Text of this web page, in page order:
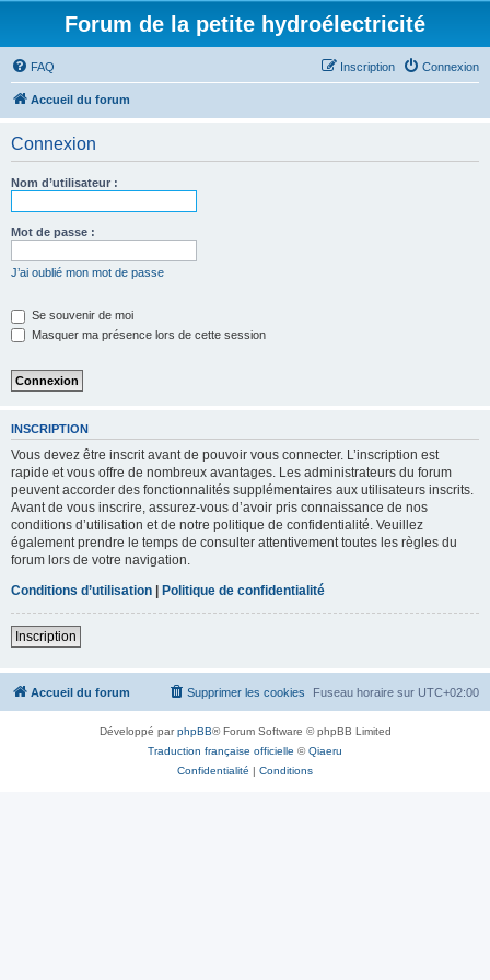
Forum de la petite hydroélectricité
FAQ Connexion
Inscription
Accueil du forum
Connexion
Nom d’utilisateur :
Mot de passe :
J’ai oublié mon mot de passe
Se souvenir de moi
Masquer ma présence lors de cette session
INSCRIPTION
Vous devez être inscrit avant de pouvoir vous connecter. L’inscription est
rapide et vous offre de nombreux avantages. Les administrateurs du forum
peuvent accorder des fonctionnalités supplémentaires aux utilisateurs inscrits.
Avant de vous inscrire, assurez-vous d’avoir pris connaissance de nos
conditions d’utilisation et de notre politique de confidentialité. Veuillez
également prendre le temps de consulter attentivement toutes les règles du
forum lors de votre navigation.
Conditions d’utilisation | Politique de confidentialité
Inscription
Accueil du forum Fuseau horaire sur UTC+02:00
Supprimer les cookies
Développé parphpBB® Forum Software © phpBB Limited
Traduction française officielle ©Qiaeru
Confidentialité | Conditions